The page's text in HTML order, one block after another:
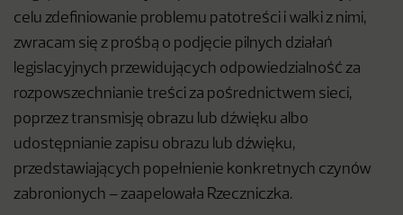
celu zdefiniowanie problemu patotreści i walki z nimi,
zwracam się z prośbą o podjęcie pilnych działań
legislacyjnych przewidujących odpowiedzialność za
rozpowszechnianie treści za pośrednictwem sieci,
poprzez transmisję obrazu lub dźwięku albo
udostępnianie zapisu obrazu lub dźwięku,
przedstawiających popełnienie konkretnych czynów
zabronionych – zaapelowała Rzeczniczka.